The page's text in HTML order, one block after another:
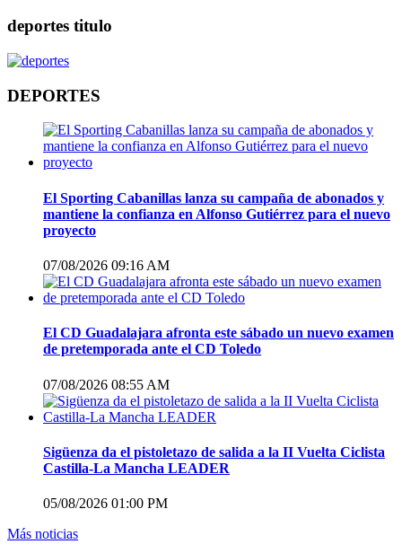
deportes titulo
DEPORTES
El Sporting Cabanillas lanza su campaña de abonados y
mantiene la confianza en Alfonso Gutiérrez para el nuevo
proyecto
07/08/2026 09:16 AM
El CD Guadalajara afronta este sábado un nuevo examen
de pretemporada ante el CD Toledo
07/08/2026 08:55 AM
Sigüenza da el pistoletazo de salida a la II Vuelta Ciclista
Castilla-La Mancha LEADER
05/08/2026 01:00 PM
Más noticias